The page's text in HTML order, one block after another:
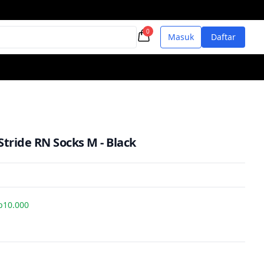
0 Masuk Daftar
RN Socks M - Black